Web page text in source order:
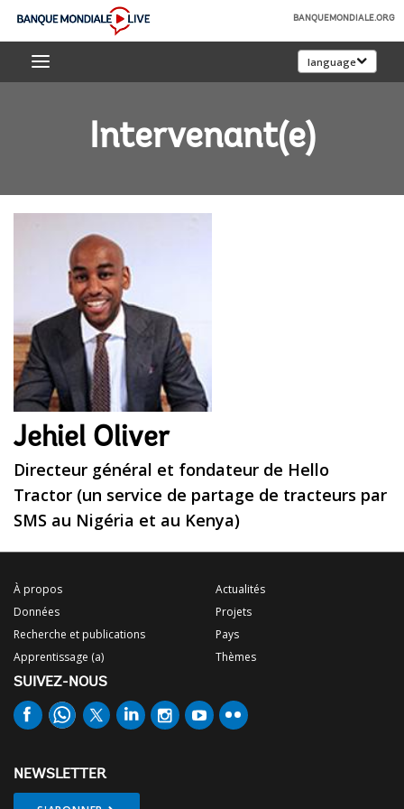
Skip
Main
Banque
mondiale
BANQUEMONDIALE.ORG
language
Intervenant(e)
Jehiel Oliver
Directeur général et fondateur de Hello
Tractor (un service de partage de tracteurs par
SMS au Nigéria et au Kenya)
À propos
Données
Recherche et publications
Apprentissage (a)
Actualités
Projets
Pays
Thèmes
SUIVEZ-NOUS
NEWSLETTER